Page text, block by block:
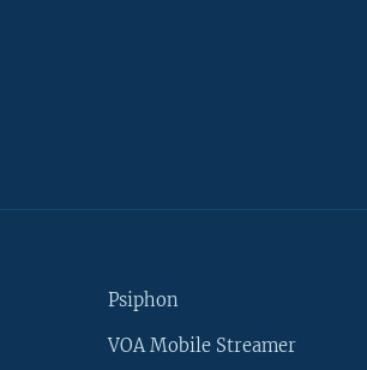
Psiphon
VOA Mobile Streamer